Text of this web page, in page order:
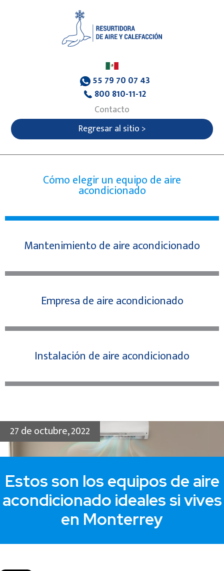
55 79 70 07 43
800 810-11-12
Contacto
Regresar al sitio >
Cómo elegir un equipo de aire
acondicionado
Mantenimiento de aire acondicionado
Empresa de aire acondicionado
Instalación de aire acondicionado
27 de octubre, 2022
Estos son los equipos de aire
acondicionado ideales si vives
en Monterrey